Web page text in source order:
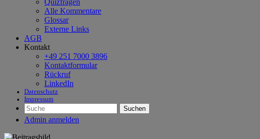
Quizfragen
Alle Kommentare
Glossar
Externe Links
AGB
Kontakt
+49 251 7000 3896
Kontaktformular
Rückruf
LinkedIn
Datenschutz
Impressum
Suchen
Admin anmelden